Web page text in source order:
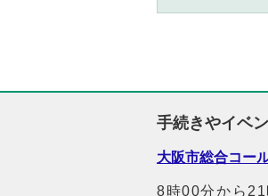
手続きやイベ
大阪市総合コー
8時00分から21